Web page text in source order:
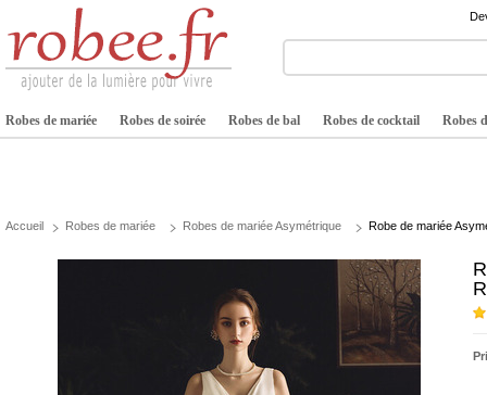
Robes de mariée Robes de soirée Robes de bal Robes de cocktail Robes
Accueil Robes de mariée Robes de mariée Asymétrique Robe de mariée